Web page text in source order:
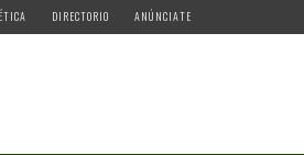
DIRECTORIO ANÚNCIATE